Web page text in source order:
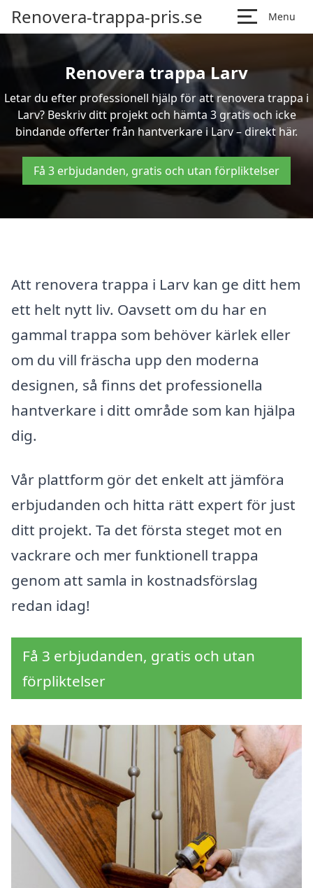
Renovera-trappa-pris.se Menu
Renovera trappa Larv
Letar du efter professionell hjälp för att renovera trappa i
Larv? Beskriv ditt projekt och hämta 3 gratis och icke
bindande offerter från hantverkare i Larv – direkt här.
Få 3 erbjudanden, gratis och utan förpliktelser
Att renovera trappa i Larv kan ge ditt hem
ett helt nytt liv. Oavsett om du har en
gammal trappa som behöver kärlek eller
om du vill fräscha upp den moderna
designen, så finns det professionella
hantverkare i ditt område som kan hjälpa
dig.
Vår plattform gör det enkelt att jämföra
erbjudanden och hitta rätt expert för just
ditt projekt. Ta det första steget mot en
vackrare och mer funktionell trappa
genom att samla in kostnadsförslag
redan idag!
Få 3 erbjudanden, gratis och utan
förpliktelser